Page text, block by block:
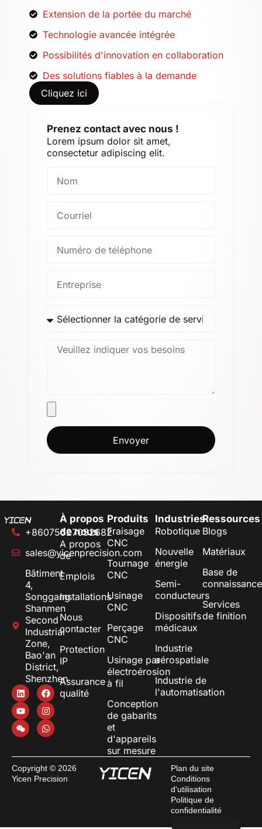
Extension de la portée du marché
Technologie avancée intégrée
Possibilités d'innovation en collaboration
Des solutions fiables à la demande
Cliquez ici
Prenez contact avec nous !
Lorem ipsum dolor sit amet,
consectetur adipiscing elit.
Envoyer
+86075527052682
sales@yicenprecision.com
Bâtiment
4,
Songgang
Shanmen
Second
Industrial
Zone,
Bao'an
District,
Shenzhen
À propos
de nous
A propos
de
Emplois
Installations
Nous
contacter
Protection
IP
Assurance
qualité
Produits
Fraisage
CNC
Tournage
CNC
Usinage
CNC
Perçage
CNC
Usinage par
électroérosion
à fil
Conception
de gabarits
et
d'appareils
sur mesure
Industries
Robotique
Nouvelle
énergie
Semi-
conducteurs
Dispositifs
médicaux
Industrie
aérospatiale
Industrie de
l'automatisation
Ressources
Blogs
Matériaux
Base de
Services
de finition
Copyright © 2026
Yicen Precision
Plan du site
Conditions
d'utilisation
Politique de
confidentialité